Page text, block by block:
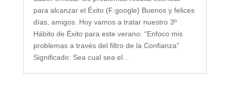
para alcanzar el Éxito (F:google) Buenos y felices
días, amigos. Hoy vamos a tratar nuestro 3º
Hábito de Éxito para este verano: “Enfoco mis
problemas a través del filtro de la Confianza”
Significado: Sea cual sea el...